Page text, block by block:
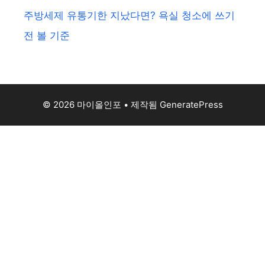
주방세제 유통기한 지났다면? 욕실 청소에 쓰기
전 볼 기준
© 2026 마이올인포 • 제작됨 GeneratePress